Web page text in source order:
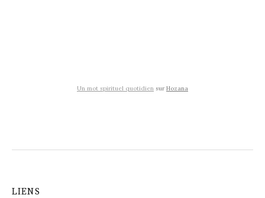
Un mot spirituel quotidien surHozana
LIENS